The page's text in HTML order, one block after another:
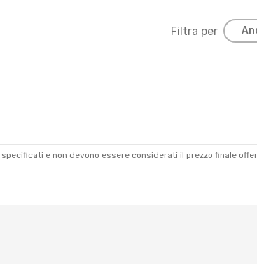
Filtra per
e non devono essere considerati il ​​prezzo finale